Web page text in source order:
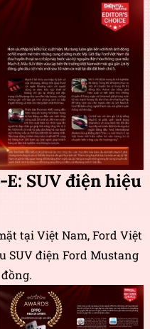
SUV điện hiệu
tại Việt Nam, Ford Việt
SUV điện Ford Mustang